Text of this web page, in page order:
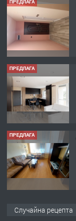
ПРЕДЛАГА
ПРЕДЛАГА
Случайна рецепта